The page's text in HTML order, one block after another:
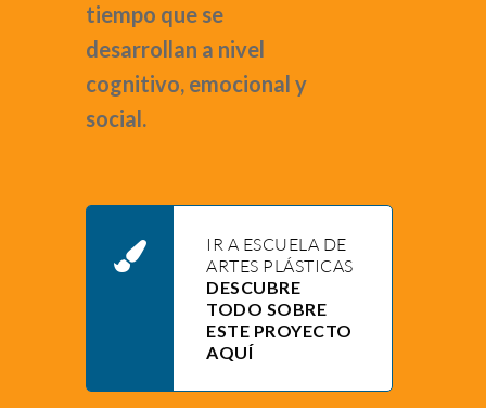
tiempo que se
desarrollan a nivel
cognitivo, emocional y
social.
IR A ESCUELA DE
ARTES PLÁSTICAS
DESCUBRE
TODO SOBRE
ESTE PROYECTO
AQUÍ